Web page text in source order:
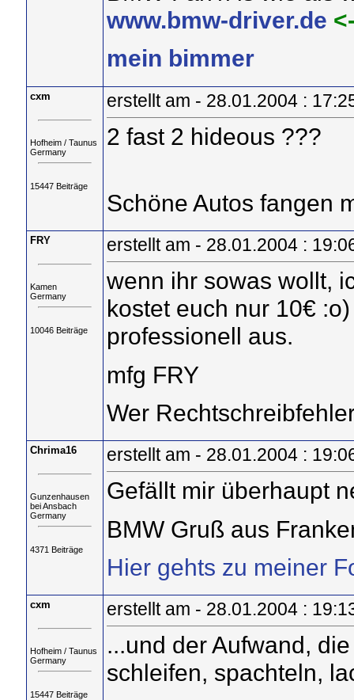
www.bmw-driver.de
mein bimmer
cxm
Hofheim / Taunus
Germany
15447 Beiträge
erstellt am - 28.01.2004 :
2 fast 2 hideous ???
Schöne Autos fangen
FRY
Kamen
Germany
10046 Beiträge
erstellt am - 28.01.2004 :
wenn ihr sowas wollt,
kostet euch nur 10€
professionell aus.
mfg FRY
Wer
Chrima16
Gunzenhausen
bei Ansbach
Germany
4371 Beiträge
erstellt am - 28.01.2004 :
Gefällt mir überhaupt
BMW Gruß aus
Hier gehts zu meiner
cxm
Hofheim / Taunus
Germany
15447 Beiträge
erstellt am - 28.01.2004 :
...und der Aufwand,
schleifen, spachteln,